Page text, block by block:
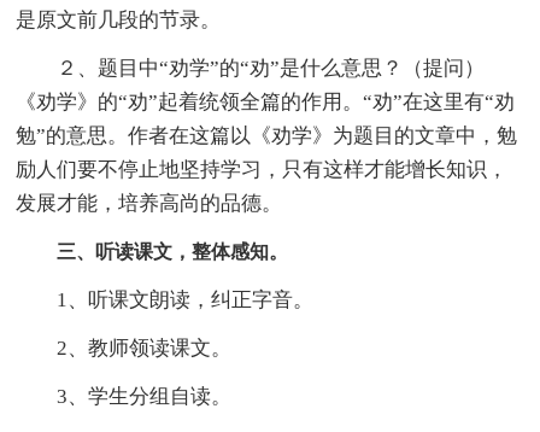
是原文前几段的节录。
２、题目中“劝学”的“劝”是什么意思？（提问）
《劝学》的“劝”起着统领全篇的作用。“劝”在这里有“劝
勉”的意思。作者在这篇以《劝学》为题目的文章中，勉
励人们要不停止地坚持学习，只有这样才能增长知识，
发展才能，培养高尚的品德。
三、听读课文，整体感知。
1、听课文朗读，纠正字音。
2、教师领读课文。
3、学生分组自读。